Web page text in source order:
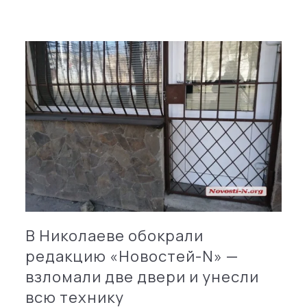
В Николаеве обокрали
редакцию «Новостей-N» —
взломали две двери и унесли
всю технику